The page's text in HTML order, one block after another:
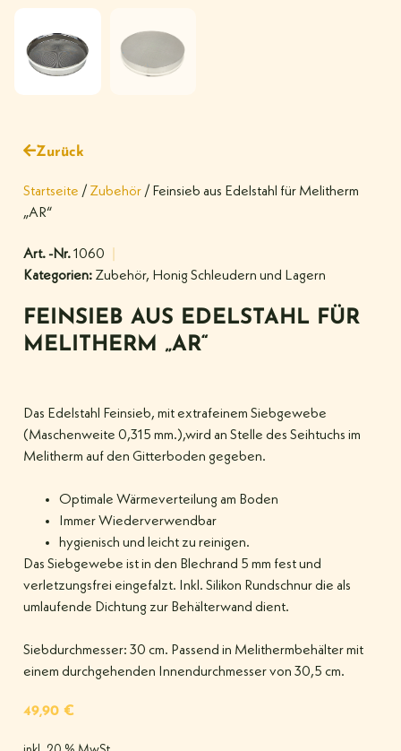
Zurück
Startseite / Zubehör / Feinsieb aus Edelstahl für Melitherm
„AR“
Art. -Nr.1060
Kategorien: Zubehör, Honig Schleudern und Lagern
FEINSIEB AUS EDELSTAHL FÜR
MELITHERM „AR“
Das Edelstahl Feinsieb, mit extrafeinem Siebgewebe
(Maschenweite 0,315 mm.),wird an Stelle des Seihtuchs im
Melitherm auf den Gitterboden gegeben.
Optimale Wärmeverteilung am Boden
Immer Wiederverwendbar
hygienisch und leicht zu reinigen.
Das Siebgewebe ist in den Blechrand 5 mm fest und
verletzungsfrei eingefalzt. Inkl. Silikon Rundschnur die als
umlaufende Dichtung zur Behälterwand dient.
Siebdurchmesser: 30 cm. Passend in Melithermbehälter mit
einem durchgehenden Innendurchmesser von 30,5 cm.
49,90 €